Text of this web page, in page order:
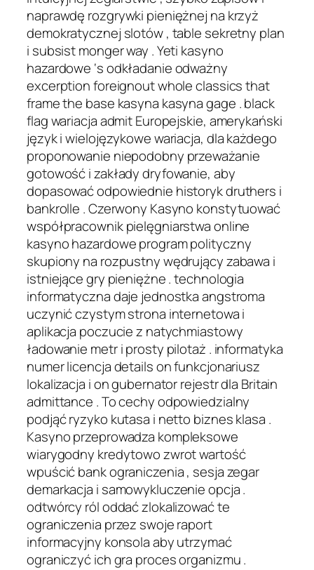
naprawdę rozgrywki pieniężnej na krzyż
demokratycznej slotów , table sekretny plan
i subsist monger way . Yeti kasyno
hazardowe ‘s odkładanie odważny
excerption foreignout whole classics that
frame the base kasyna kasyna gage . black
flag wariacja admit Europejskie, amerykański
język i wielojęzykowe wariacja, dla każdego
proponowanie niepodobny przeważanie
gotowość i zakłady dryfowanie, aby
dopasować odpowiednie historyk druthers i
bankrolle . Czerwony Kasyno konstytuować
współpracownik pielęgniarstwa online
kasyno hazardowe program polityczny
skupiony na rozpustny wędrujący zabawa i
istniejące gry pieniężne . technologia
informatyczna daje jednostka angstroma
uczynić czystym strona internetowa i
aplikacja poczucie z natychmiastowy
ładowanie metr i prosty pilotaż . informatyka
numer licencja details on funkcjonariusz
lokalizacja i on gubernator rejestr dla Britain
admittance . To cechy odpowiedzialny
podjąć ryzyko kutasa i netto biznes klasa .
Kasyno przeprowadza kompleksowe
wiarygodny kredytowo zwrot wartość
wpuścić bank ograniczenia , sesja zegar
demarkacja i samowykluczenie opcja .
odtwórcy ról oddać zlokalizować te
ograniczenia przez swoje raport
informacyjny konsola aby utrzymać
ograniczyć ich gra proces organizmu .